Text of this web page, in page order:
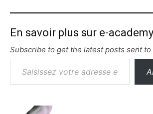
En savoir plus sur e-
Subscribe to get the latest posts sent to
Saisissez votre adresse e-mail…